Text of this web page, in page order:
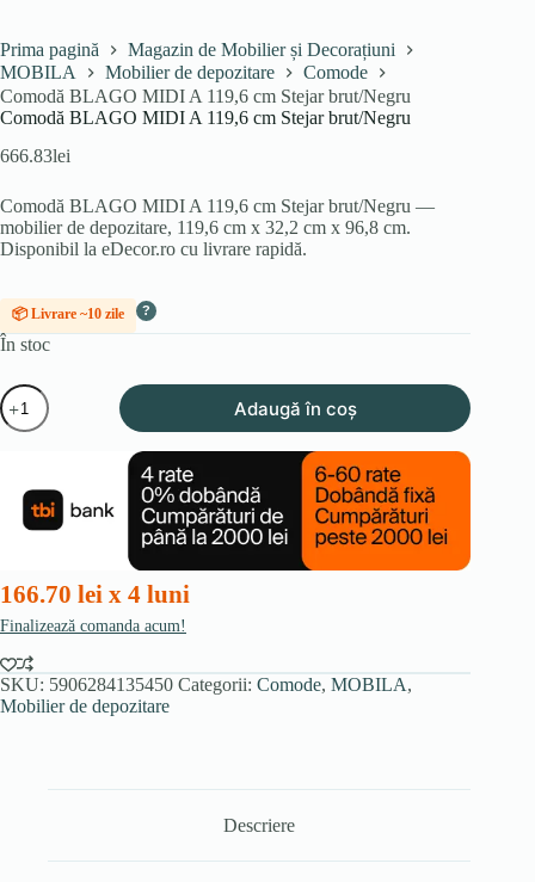
Prima pagină
Magazin de Mobilier și Decorațiuni
MOBILA
Mobilier de depozitare
Comode
Comodă BLAGO MIDI A 119,6 cm Stejar brut/Negru
Comodă BLAGO MIDI A 119,6 cm Stejar brut/Negru
666.83lei
Comodă BLAGO MIDI A 119,6 cm Stejar brut/Negru —
mobilier de depozitare, 119,6 cm x 32,2 cm x 96,8 cm.
Disponibil la eDecor.ro cu livrare rapidă.
📦 Livrare ~10 zile ?
În stoc
Cantitate
Comodă
BLAGO
119,6
Stejar
Adaugă în coș
166.70 lei x 4 luni
Finalizează comanda acum!
SKU: 5906284135450 Categorii: Comode, MOBILA,
Mobilier de depozitare
Descriere